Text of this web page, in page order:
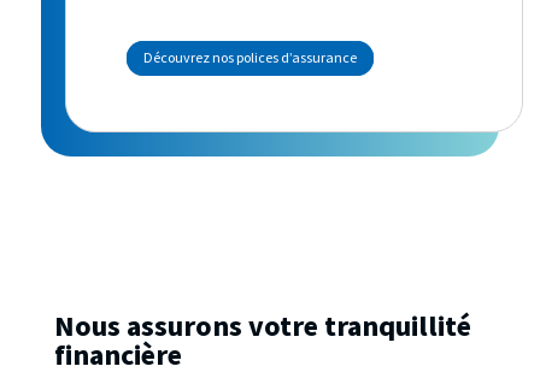
Découvrez nos polices d’assurance
Nous assurons votre tranquillité
financière